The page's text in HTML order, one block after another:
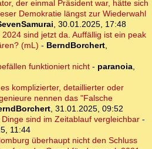
der einmal Präsident war, hätte sich
Demokratie längst zur Wiederwahl
, 30.01.2025, 17:48
sind jetzt da. Auffällig ist ein peak
(mL) - BerndBorchert,
funktioniert nicht- paranoia,
komplizierter, detaillierter oder
nennen das "Falsche
, 31.01.2025, 09:52
sind im Zeitablauf vergleichbar-
11:44
überhaupt nicht den Schluss